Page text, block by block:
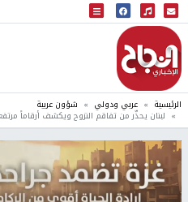
البث المباشر
إذاعة النجاح
الرئيسية عربي ودولي شؤون عربية
لبنان يحذّر من تفاقم النزوح ويكشف أرقاماً